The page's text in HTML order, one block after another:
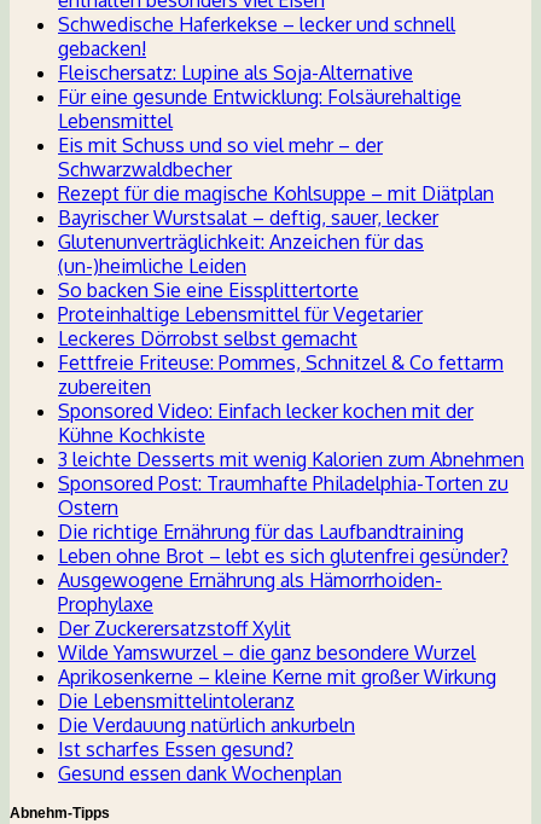
Schwedische Haferkekse – lecker und schnell
gebacken!
Fleischersatz: Lupine als Soja-Alternative
Für eine gesunde Entwicklung: Folsäurehaltige
Lebensmittel
Eis mit Schuss und so viel mehr – der
Schwarzwaldbecher
Rezept für die magische Kohlsuppe – mit Diätplan
Bayrischer Wurstsalat – deftig, sauer, lecker
Glutenunverträglichkeit: Anzeichen für das
(un-)heimliche Leiden
So backen Sie eine Eissplittertorte
Proteinhaltige Lebensmittel für Vegetarier
Leckeres Dörrobst selbst gemacht
Fettfreie Friteuse: Pommes, Schnitzel & Co fettarm
zubereiten
Sponsored Video: Einfach lecker kochen mit der
Kühne Kochkiste
3 leichte Desserts mit wenig Kalorien zum Abnehmen
Sponsored Post: Traumhafte Philadelphia-Torten zu
Ostern
Die richtige Ernährung für das Laufbandtraining
Leben ohne Brot – lebt es sich glutenfrei gesünder?
Ausgewogene Ernährung als Hämorrhoiden-
Prophylaxe
Der Zuckerersatzstoff Xylit
Wilde Yamswurzel – die ganz besondere Wurzel
Aprikosenkerne – kleine Kerne mit großer Wirkung
Die Lebensmittelintoleranz
Die Verdauung natürlich ankurbeln
Ist scharfes Essen gesund?
Gesund essen dank Wochenplan
Abnehm-Tipps